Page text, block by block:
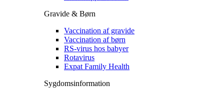
Gravide & Børn
Vaccination af gravide
Vaccination af børn
RS-virus hos babyer
Rotavirus
Expat Family Health
Sygdomsinformation